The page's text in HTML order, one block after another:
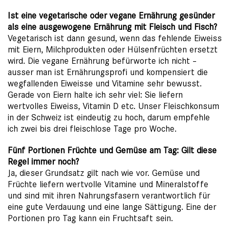
Ist eine vegetarische oder vegane Ernährung gesünder
als eine ausgewogene Ernährung mit Fleisch und Fisch?
Vegetarisch ist dann gesund, wenn das fehlende Eiweiss
mit Eiern, Milchprodukten oder Hülsenfrüchten ersetzt
wird. Die vegane Ernährung befürworte ich nicht –
ausser man ist Ernährungsprofi und kompensiert die
wegfallenden Eiweisse und Vitamine sehr bewusst.
Gerade von Eiern halte ich sehr viel: Sie liefern
wertvolles Eiweiss, Vitamin D etc. Unser Fleischkonsum
in der Schweiz ist eindeutig zu hoch, darum empfehle
ich zwei bis drei fleischlose Tage pro Woche.
Fünf Portionen Früchte und Gemüse am Tag: Gilt diese
Regel immer noch?
Ja, dieser Grundsatz gilt nach wie vor. Gemüse und
Früchte liefern wertvolle Vitamine und Mineralstoffe
und sind mit ihren Nahrungsfasern verantwortlich für
eine gute Verdauung und eine lange Sättigung. Eine der
Portionen pro Tag kann ein Fruchtsaft sein.